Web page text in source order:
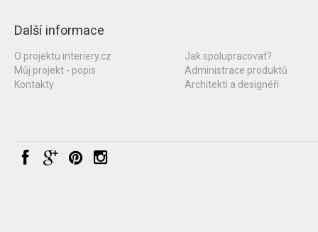
Další informace
O projektu interiery.cz
Můj projekt - popis
Kontakty
Jak spolupracovat?
Administrace produktů
Architekti a designéři